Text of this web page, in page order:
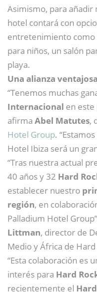
Asimismo, para añadir
hotel contará con
entretenimiento como
para niños, un salón
playa.
Una alianza
“Tenemos muchas
Internacional en este
afirma Abel Matutes,
Hotel Group.
Hotel Ibiza será un
“Tras nuestra actual
40 años y 32 Hard
establecer nuestro
región, en
Palladium Hotel
Littman, director de
Medio y África de
“Esta colaboración es
interés para Hard
recientemente el